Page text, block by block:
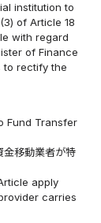
institution to
of Article 18
with regard
of Finance
to rectify the
Fund Transfer
金移動業者が特
apply
carries